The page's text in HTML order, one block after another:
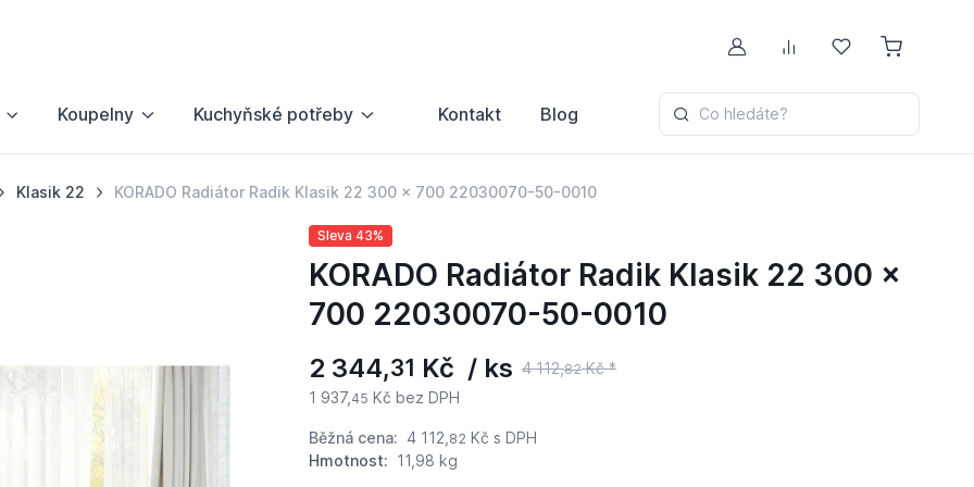
Můj účetPorovnávání
Oblíbené
Koupelny Kuchyňské potřeby Kontakt Blog Co hledáte?
Klasik 22 KORADO Radiátor Radik Klasik 22 300 x 700 22030070-50-0010
Sleva 43%
KORADO Radiátor Radik Klasik 22 300 x
700 22030070-50-0010
2 344,31 Kč / ks 4 112,82Kč *
1 937, 45 Kč bez DPH
Běžná cena: 4 112, 82 Kč s DPH
Hmotnost: 11,98 kg